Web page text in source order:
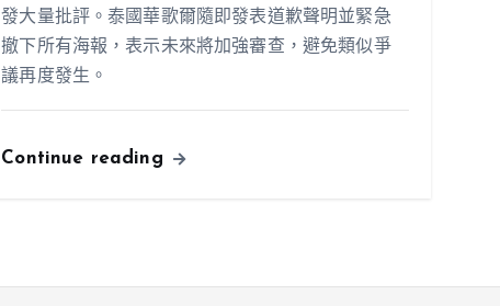
發大量批評。泰國華歌爾隨即發表道歉聲明並緊急
撤下所有海報，表示未來將加強審查，避免類似爭
議再度發生。
Continue reading